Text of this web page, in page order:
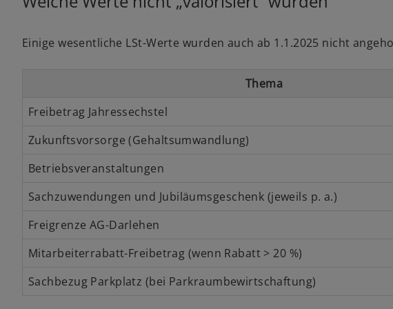
Einige wesentliche LSt-Werte wurden auch ab 1.1.2025 nicht
Thema
Freibetrag Jahressechstel
Zukunftsvorsorge (Gehaltsumwandlung)
Betriebsveranstaltungen
Sachzuwendungen und Jubiläumsgeschenk (jeweils p. a.)
Freigrenze AG-Darlehen
Mitarbeiterrabatt-Freibetrag (wenn Rabatt > 20 %)
Sachbezug Parkplatz (bei Parkraumbewirtschaftung)